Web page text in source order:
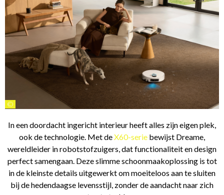
©
In een doordacht ingericht interieur heeft alles zijn eigen plek,
ook de technologie. Met deX60-serie bewijst Dreame,
wereldleider in robotstofzuigers, dat functionaliteit en design
perfect samengaan. Deze slimme schoonmaakoplossing is tot
in de kleinste details uitgewerkt om moeiteloos aan te sluiten
bij de hedendaagse levensstijl, zonder de aandacht naar zich